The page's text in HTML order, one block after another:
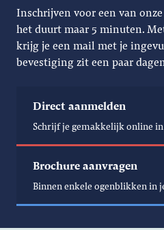
Inschrijven voor een van
het duurt maar 5 minuten.
krijg je een mail met je
bevestiging zit een paar
Direct aanmelden
Schrijf je gemakkelijk online in
Brochure aanvragen
Binnen enkele ogenblikken in